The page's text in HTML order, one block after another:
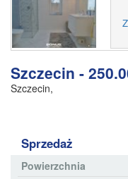
Szczecin -
Szczecin,
Sprzedaż
Powierzchnia